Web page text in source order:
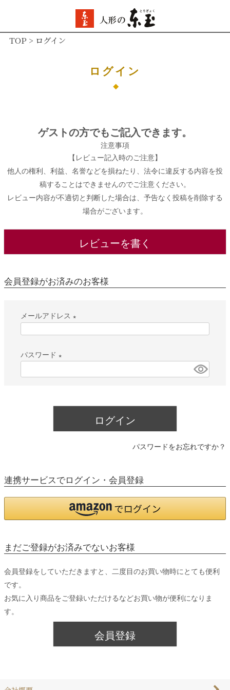
TOP ログイン
ログイン
ゲストの方でもご記入できます。
注意事項
【レビュー記入時のご注意】
他人の権利、利益、名誉などを損ねたり、法令に違反する内容を投
稿することはできませんのでご注意ください。
レビュー内容が不適切と判断した場合は、予告なく投稿を削除する
場合がございます。
レビューを書く
会員登録がお済みのお客様
メールアドレス
(
須
パスワード
ログイン
パスワードをお忘れですか？
連携サービスでログイン・会員登録
まだご登録がお済みでないお客様
会員登録をしていただきますと、二度目のお買い物時にとても便利
です。
お気に入り商品をご登録いただけるなどお買い物が便利になりま
す。
会員登録